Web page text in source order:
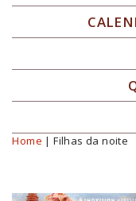
Você está aqui
Home | Filhas da noite